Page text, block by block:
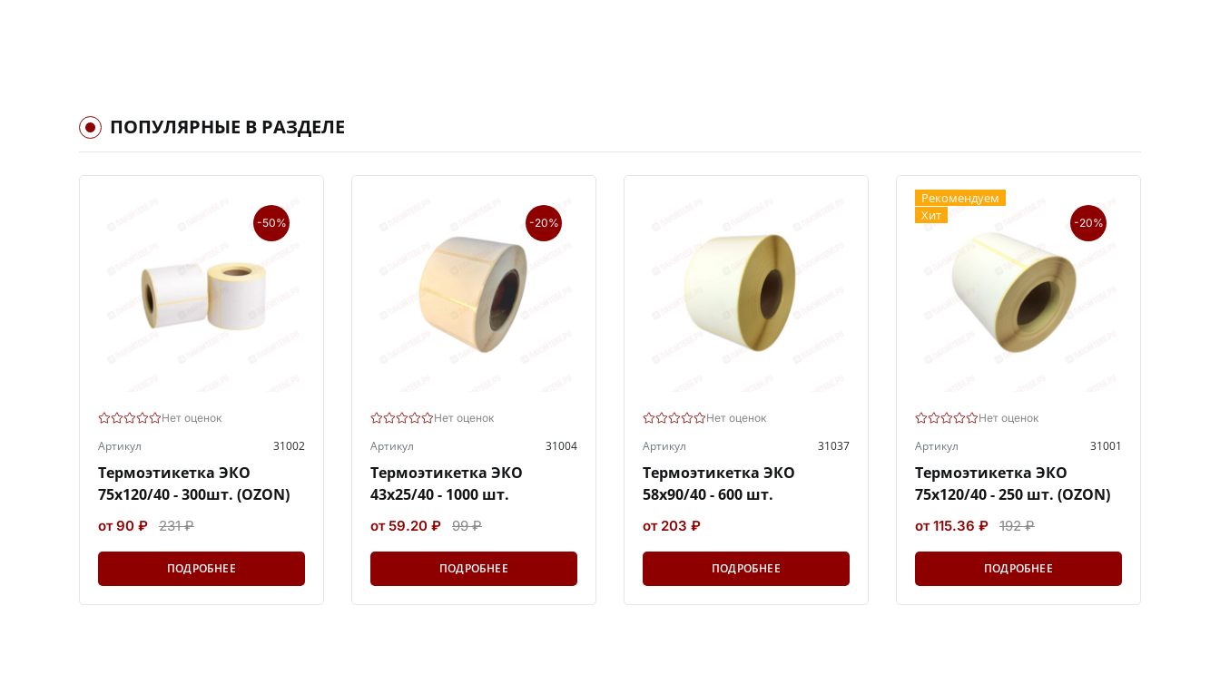
ПОПУЛЯРНЫЕ В РАЗДЕЛЕ
-50%
Нет оценок
Артикул 31002
Термоэтикетка ЭКО
75х120/40 - 300шт. (OZON)
от 90 ₽ 231 ₽
ПОДРОБНЕЕ
-20%
Нет оценок
Артикул 31004
Термоэтикетка ЭКО
43х25/40 - 1000 шт.
от 59.20 ₽ 99 ₽
ПОДРОБНЕЕ
Нет оценок
Артикул 31037
Термоэтикетка ЭКО
58х90/40 - 600 шт.
от 203 ₽
ПОДРОБНЕЕ
-20%
Рекомендуем
Хит
Нет оценок
Артикул 31001
Термоэтикетка ЭКО
75х120/40 - 250 шт. (OZON)
от 115.36 ₽ 192 ₽
ПОДРОБНЕЕ